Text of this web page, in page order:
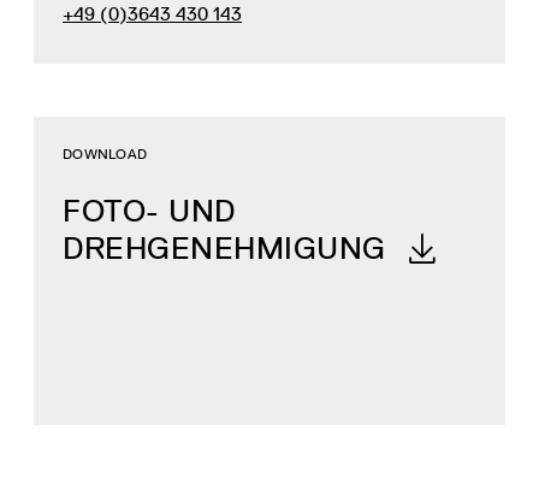
+49 (0)3643 430 143
FOTO- UND
DREHGENEHMIGUNG
DOWNLOAD